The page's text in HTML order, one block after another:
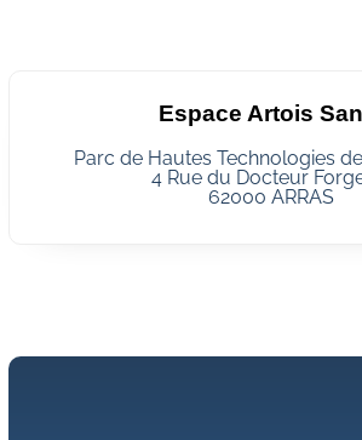
Espace Artois
Parc de Hautes Technologies
4 Rue du Docteur
62000 ARRAS